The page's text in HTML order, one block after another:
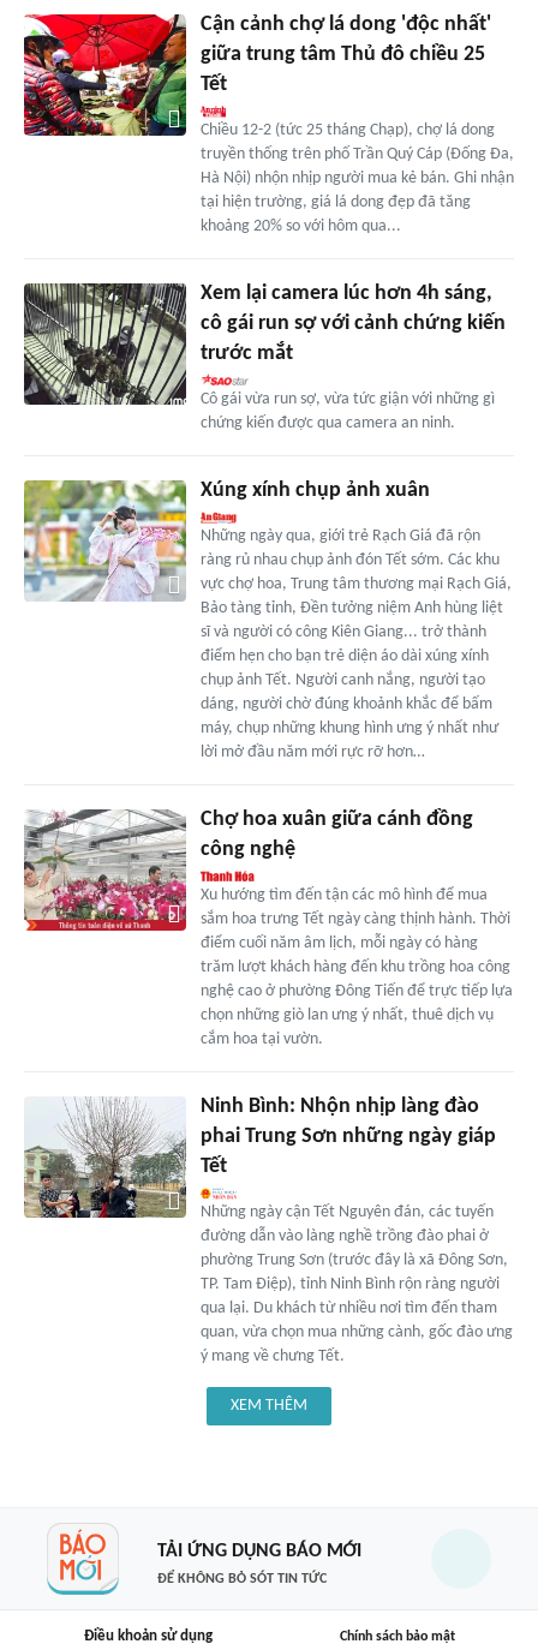
Cận cảnh chợ lá dong 'độc nhất'
giữa trung tâm Thủ đô chiều 25
Tết
Chiều 12-2 (tức 25 tháng Chạp), chợ lá dong
truyền thống trên phố Trần Quý Cáp (Đống Đa,
Hà Nội) nhộn nhịp người mua kẻ bán. Ghi nhận
tại hiện trường, giá lá dong đẹp đã tăng
khoảng 20% so với hôm qua...
Xem lại camera lúc hơn 4h sáng,
cô gái run sợ với cảnh chứng kiến
trước mắt
Cô gái vừa run sợ, vừa tức giận với những gì
chứng kiến được qua camera an ninh.
Xúng xính chụp ảnh xuân
Những ngày qua, giới trẻ Rạch Giá đã rộn
ràng rủ nhau chụp ảnh đón Tết sớm. Các khu
vực chợ hoa, Trung tâm thương mại Rạch Giá,
Bảo tàng tỉnh, Đền tưởng niệm Anh hùng liệt
sĩ và người có công Kiên Giang... trở thành
điểm hẹn cho bạn trẻ diện áo dài xúng xính
chụp ảnh Tết. Người canh nắng, người tạo
dáng, người chờ đúng khoảnh khắc để bấm
máy, chụp những khung hình ưng ý nhất như
lời mở đầu năm mới rực rỡ hơn…
Chợ hoa xuân giữa cánh đồng
công nghệ
Xu hướng tìm đến tận các mô hình để mua
sắm hoa trưng Tết ngày càng thịnh hành. Thời
điểm cuối năm âm lịch, mỗi ngày có hàng
trăm lượt khách hàng đến khu trồng hoa công
nghệ cao ở phường Đông Tiến để trực tiếp lựa
chọn những giò lan ưng ý nhất, thuê dịch vụ
cắm hoa tại vườn.
Ninh Bình: Nhộn nhịp làng đào
phai Trung Sơn những ngày giáp
Tết
Những ngày cận Tết Nguyên đán, các tuyến
đường dẫn vào làng nghề trồng đào phai ở
phường Trung Sơn (trước đây là xã Đông Sơn,
TP. Tam Điệp), tỉnh Ninh Bình rộn ràng người
qua lại. Du khách từ nhiều nơi tìm đến tham
quan, vừa chọn mua những cành, gốc đào ưng
ý mang về chưng Tết.
XEM THÊM
TẢI ỨNG DỤNG BÁO MỚI
ĐỂ KHÔNG BỎ SÓT TIN TỨC
Điều khoản sử dụng Chính sách bảo mật